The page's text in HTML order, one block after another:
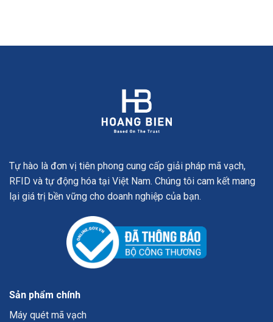
Tự hào là đơn vị tiên phong cung cấp giải pháp mã vạch,
RFID và tự động hóa tại Việt Nam. Chúng tôi cam kết mang
lại giá trị bền vững cho doanh nghiệp của bạn.
Sản phẩm chính
Máy quét mã vạch